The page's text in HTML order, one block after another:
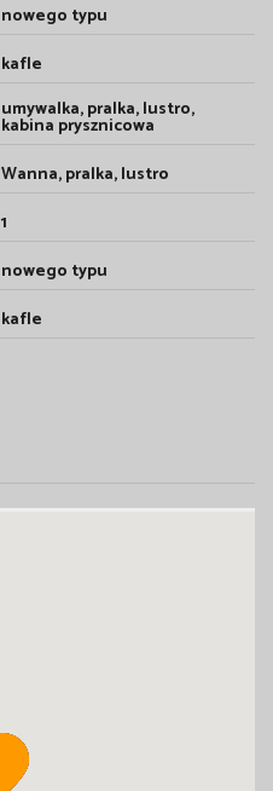
nowego typu
kafle
umywalka, pralka, lustro,
kabina prysznicowa
Wanna, pralka, lustro
1
nowego typu
kafle